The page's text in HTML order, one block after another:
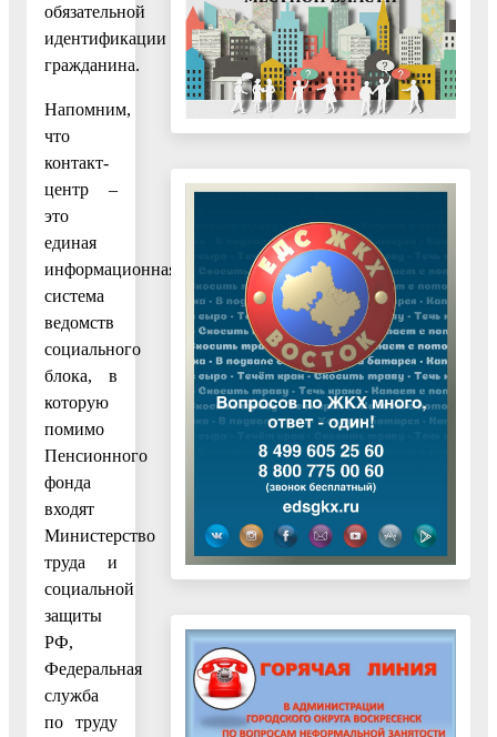
обязательной
идентификации
гражданина.
Напомним,
что
контакт-
центр –
это
единая
информационная
система
ведомств
социального
блока, в
которую
помимо
Пенсионного
фонда
входят
Министерство
труда и
социальной
защиты
РФ,
Федеральная
служба
по труду